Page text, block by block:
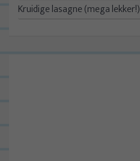
Kruidige lasagne (mega lekker!)